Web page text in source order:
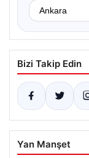
Bizi Takip Edin
Yan Manşet